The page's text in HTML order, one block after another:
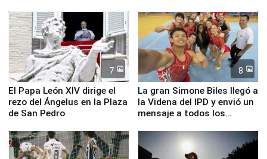
7
El Papa León XIV dirige el
rezo del Ángelus en la Plaza
de San Pedro
8
La gran Simone Biles llegó a
la Videna del IPD y envió un
mensaje a todos los